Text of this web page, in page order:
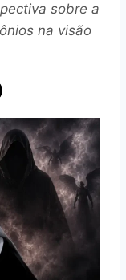
sobre a
na visão